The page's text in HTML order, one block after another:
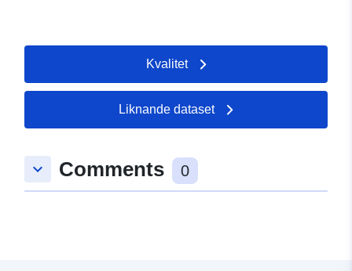
Kvalitet
Liknande dataset
keyboard_arrow_down Comments 0